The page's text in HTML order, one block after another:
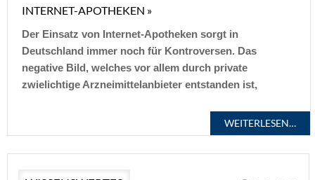
INTERNET-APOTHEKEN »
Der Einsatz von Internet-Apotheken sorgt in
Deutschland immer noch für Kontroversen. Das
negative Bild, welches vor allem durch private
zwielichtige Arzneimittelanbieter entstanden ist,
WEITERLESEN…